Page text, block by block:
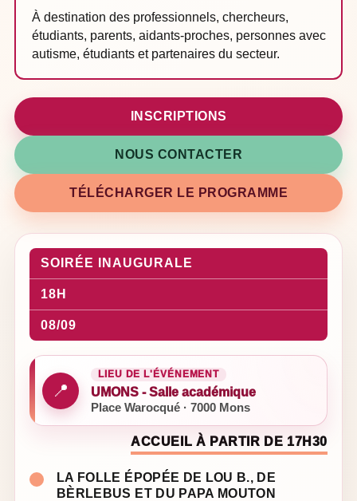
À destination des professionnels, chercheurs,
étudiants, parents, aidants-proches, personnes avec
autisme, étudiants et partenaires du secteur.
INSCRIPTIONS
NOUS CONTACTER
TÉLÉCHARGER LE PROGRAMME
SOIRÉE INAUGURALE
18H
08/09
📍
LIEU DE L'ÉVÉNEMENT
UMONS - Salle académique
Place Warocqué · 7000 Mons
ACCUEIL À PARTIR DE 17H30
LA FOLLE ÉPOPÉE DE LOU B., DE
BÈRLEBUS ET DU PAPA MOUTON